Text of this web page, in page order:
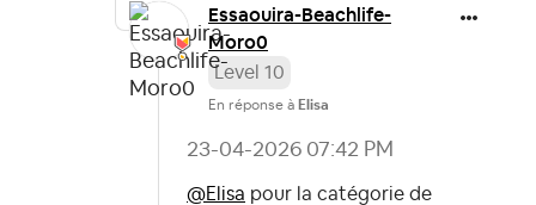
Essaouira-Beachlife-
Moro0
Level 10
En réponse à Elisa
‎23-04-2026 07:42 PM
@Elisa pour la catégorie de